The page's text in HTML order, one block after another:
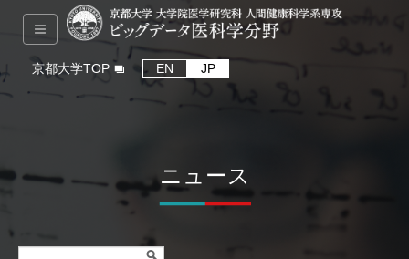
京都大学TOP EN JP
ニュース